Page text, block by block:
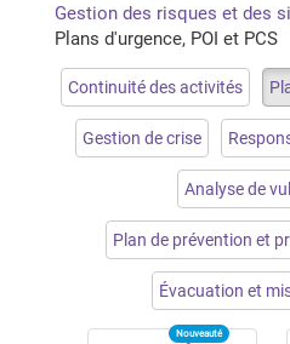
Gestion des risques et des
Plans d'urgence, POI et PCS
Continuité des activités
Gestion de crise
Analyse de
Plan de prévention et
Évacuation et
Nouveauté